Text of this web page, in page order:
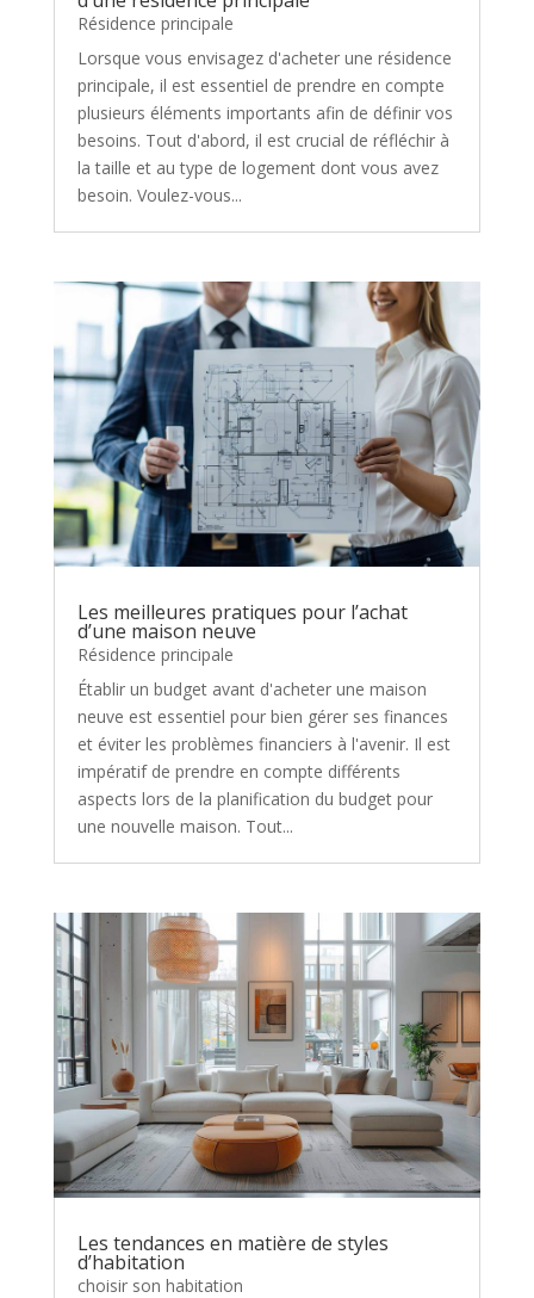
Résidence principale
Lorsque vous envisagez d'acheter une résidence
principale, il est essentiel de prendre en compte
plusieurs éléments importants afin de définir vos
besoins. Tout d'abord, il est crucial de réfléchir à
la taille et au type de logement dont vous avez
besoin. Voulez-vous...
Les meilleures pratiques pour l’achat
d’une maison neuve
Résidence principale
Établir un budget avant d'acheter une maison
neuve est essentiel pour bien gérer ses finances
et éviter les problèmes financiers à l'avenir. Il est
impératif de prendre en compte différents
aspects lors de la planification du budget pour
une nouvelle maison. Tout...
Les tendances en matière de styles
d’habitation
choisir son habitation